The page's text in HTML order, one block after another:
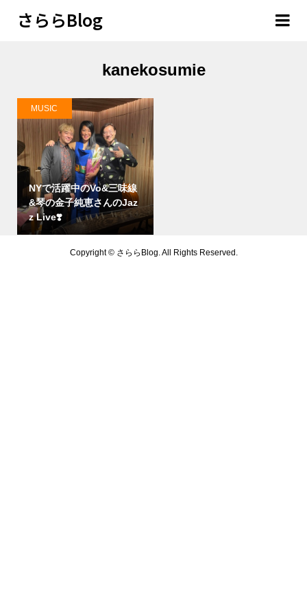
さららBlog
kanekosumie
NYで活躍中のVo&三味線
&琴の金子純恵さんのJaz
z Live❣️
MUSIC
Copyright ©さららBlog. All Rights Reserved.